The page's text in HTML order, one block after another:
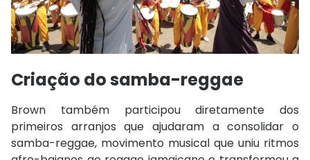
Criação do samba-reggae
Brown também participou diretamente dos
primeiros arranjos que ajudaram a consolidar o
samba-reggae, movimento musical que uniu ritmos